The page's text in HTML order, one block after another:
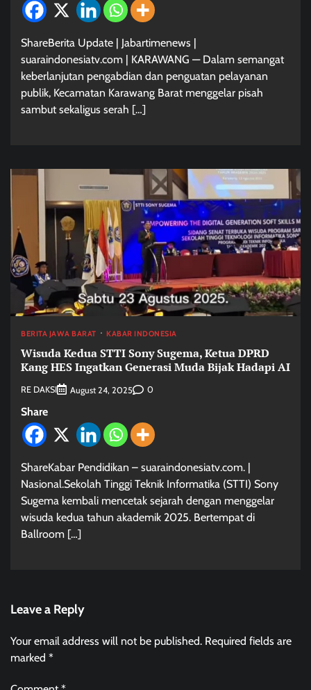
ShareBerita Update | Jabartimenews |
suaraindonesiatv.com | KARAWANG — Dalam semangat
keberlanjutan pengabdian dan penguatan pelayanan
publik, Kecamatan Karawang Barat menggelar pisah
sambut sekaligus serah […]
BERITA JAWA BARAT KABAR INDONESIA
Wisuda Kedua STTI Sony Sugema, Ketua DPRD
Kang HES Ingatkan Generasi Muda Bijak Hadapi AI
RE DAKSI August 24, 2025 0
Share
ShareKabar Pendidikan – suaraindonesiatv.com. |
Nasional.Sekolah Tinggi Teknik Informatika (STTI) Sony
Sugema kembali mencetak sejarah dengan menggelar
wisuda kedua tahun akademik 2025. Bertempat di
Ballroom […]
Leave a Reply
Your email address will not be published. Required fields are
marked *